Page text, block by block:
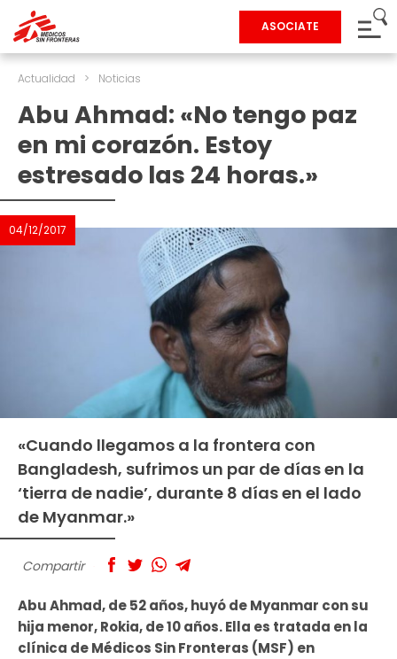
ASOCIATE
Actualidad > Noticias
Abu Ahmad: «No tengo paz
en mi corazón. Estoy
estresado las 24 horas.»
04/12/2017
«Cuando llegamos a la frontera con
Bangladesh, sufrimos un par de días en la
‘tierra de nadie’, durante 8 días en el lado
de Myanmar.»
Compartir
Abu Ahmad, de 52 años, huyó de Myanmar con su
hija menor, Rokia, de 10 años. Ella es tratada en la
clínica de Médicos Sin Fronteras (MSF) en